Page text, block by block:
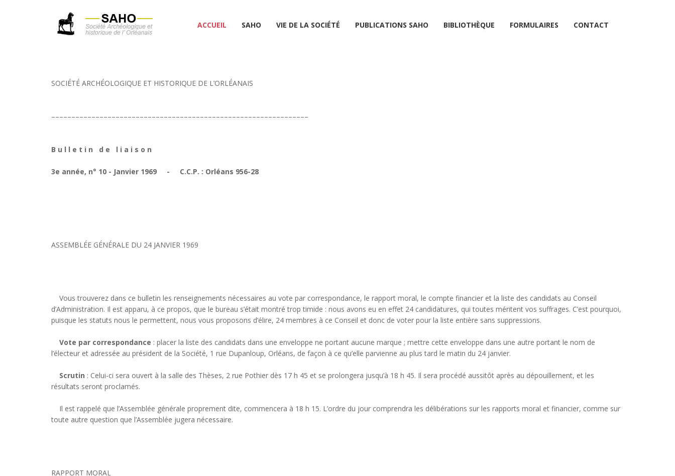
ACCUEIL SAHO VIE DE LA SOCIÉTÉ PUBLICATIONS SAHO BIBLIOTHÈQUE FORMULAIRES CONTACT
SOCIÉTÉ ARCHÉOLOGIQUE ET HISTORIQUE DE L’ORLÉANAIS
––––––––––––––––––––––––––––––––––––––––––––––––––––––––––––––––
B u l l e t i n d e l i a i s o n
3e année, n° 10 - Janvier 1969 - C.C.P. : Orléans 956-28
ASSEMBLÉE GÉNÉRALE DU 24 JANVIER 1969
Vous trouverez dans ce bulletin les renseignements nécessaires au vote par correspondance, le rapport moral, le compte financier et la liste des candidats au Conseil
d’Administration. Il est apparu, à ce propos, que le bureau s’était montré trop timide : nous avons eu en effet 24 candidatures, qui toutes méritent vos suffrages. C’est pourquoi,
puisque les statuts nous le permettent, nous vous proposons d’élire, 24 membres à ce Conseil et donc de voter pour la liste entière sans suppressions.
Vote par correspondance : placer la liste des candidats dans une enveloppe ne portant aucune marque ; mettre cette enveloppe dans une autre portant le nom de
l’électeur et adressée au président de la Société, 1 rue Dupanloup, Orléans, de façon à ce qu’elle parvienne au plus tard le matin du 24 janvier.
Scrutin : Celui-ci sera ouvert à la salle des Thèses, 2 rue Pothier dès 17 h 45 et se prolongera jusqu’à 18 h 45. Il sera procédé aussitôt après au dépouillement, et les
résultats seront proclamés.
Il est rappelé que l’Assemblée générale proprement dite, commencera à 18 h 15. L’ordre du jour comprendra les délibérations sur les rapports moral et financier, comme sur
toute autre question que l’Assemblée jugera nécessaire.
RAPPORT MORAL